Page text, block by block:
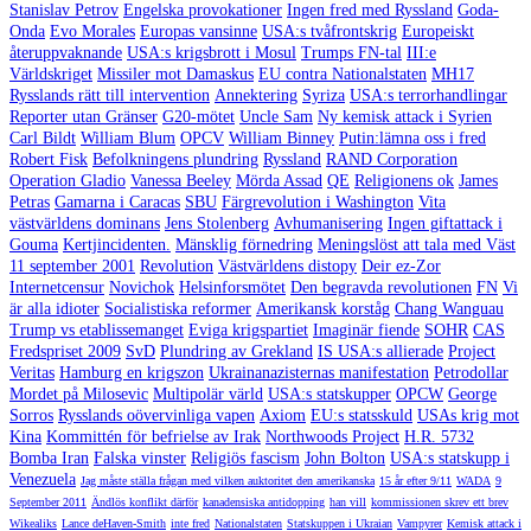
Stanislav Petrov Engelska provokationer Ingen fred med Ryssland Goda-
Onda Evo Morales Europas vansinne USA:s tvåfrontskrig Europeiskt
återuppvaknande USA:s krigsbrott i Mosul Trumps FN-tal III:e
Världskriget Missiler mot Damaskus EU contra Nationalstaten MH17
Rysslands rätt till intervention Annektering Syriza USA:s terrorhandlingar
Reporter utan Gränser G20-mötet Uncle Sam Ny kemisk attack i Syrien
Carl Bildt William Blum OPCV William Binney Putin:lämna oss i fred
Robert Fisk Befolkningens plundring Ryssland RAND Corporation
Operation Gladio Vanessa Beeley Mörda Assad QE Religionens ok James
Petras Gamarna i Caracas SBU Färgrevolution i Washington Vita
västvärldens dominans Jens Stolenberg Avhumanisering Ingen giftattack i
Gouma Kertjincidenten. Mänsklig förnedring Meningslöst att tala med Väst
11 september 2001 Revolution Västvärldens distopy Deir ez-Zor
Internetcensur Novichok Helsinforsmötet Den begravda revolutionen FN Vi
är alla idioter Socialistiska reformer Amerikansk korståg Chang Wanguau
Trump vs etablissemanget Eviga krigspartiet Imaginär fiende SOHR CAS
Fredspriset 2009 SvD Plundring av Grekland IS USA:s allierade Project
Veritas Hamburg en krigszon Ukrainanazisternas manifestation Petrodollar
Mordet på Milosevic Multipolär värld USA:s statskupper OPCW George
Sorros Rysslands oövervinliga vapen Axiom EU:s statsskuld USAs krig mot
Kina Kommittén för befrielse av Irak Northwoods Project H.R. 5732
Bomba Iran Falska vinster Religiös fascism John Bolton USA:s statskupp i
Venezuela Jag måste ställa frågan med vilken auktoritet den amerikanska 15 år efter 9/11 WADA 9
September 2011 Ändlös konflikt därför kanadensiska antidopping han vill kommissionen skrev ett brev
Wikealiks Lance deHaven-Smith inte fred Nationalstaten Statskuppen i Ukraian Vampyrer Kemisk attack i